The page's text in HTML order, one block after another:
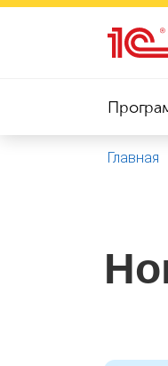
Главная